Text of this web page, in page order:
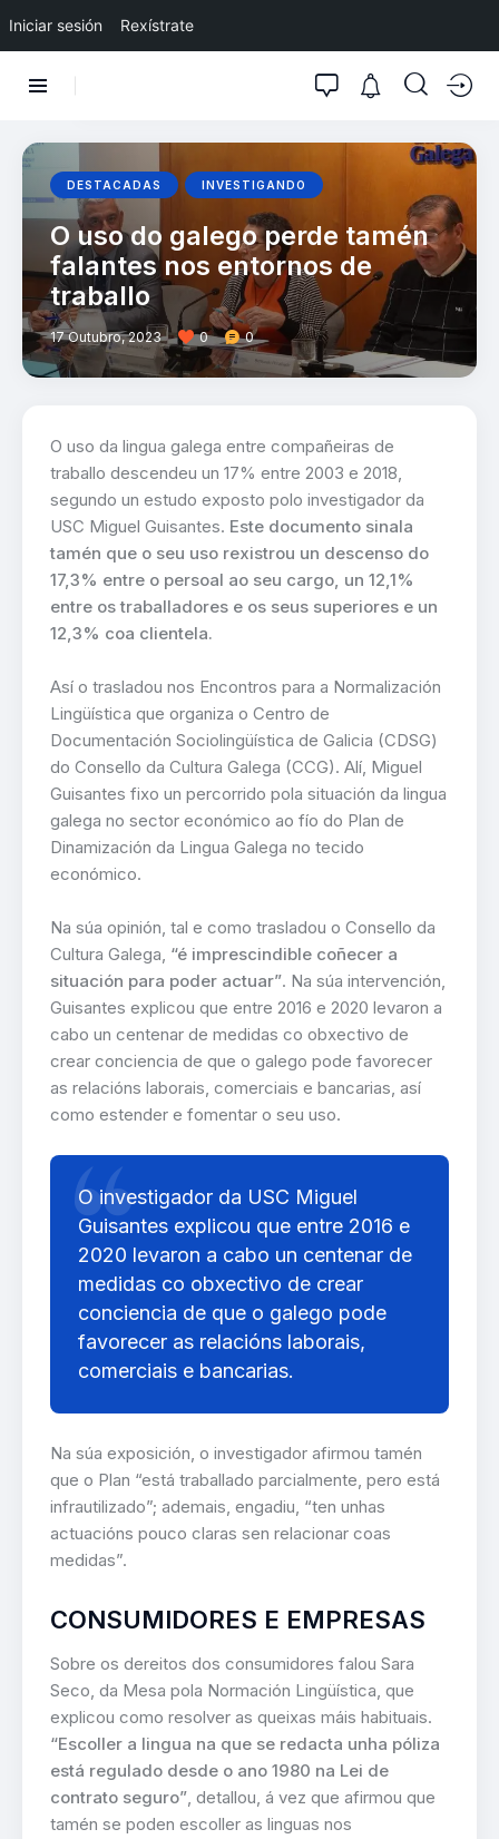
Iniciar sesión Rexístrate
DESTACADAS INVESTIGANDO
O uso do galego perde tamén
falantes nos entornos de
traballo
17 Outubro, 2023 0 0
O uso da lingua galega entre compañeiras de
traballo descendeu un 17% entre 2003 e 2018,
segundo un estudo exposto polo investigador da
USC Miguel Guisantes. Este documento sinala
tamén que o seu uso rexistrou un descenso do
17,3% entre o persoal ao seu cargo, un 12,1%
entre os traballadores e os seus superiores e un
12,3% coa clientela.
Así o trasladou nos Encontros para a Normalización
Lingüística que organiza o Centro de
Documentación Sociolingüística de Galicia (CDSG)
do Consello da Cultura Galega (CCG). Alí, Miguel
Guisantes fixo un percorrido pola situación da lingua
galega no sector económico ao fío do Plan de
Dinamización da Lingua Galega no tecido
económico.
Na súa opinión, tal e como trasladou o Consello da
Cultura Galega, “é imprescindible coñecer a
situación para poder actuar”. Na súa intervención,
Guisantes explicou que entre 2016 e 2020 levaron a
cabo un centenar de medidas co obxectivo de
crear conciencia de que o galego pode favorecer
as relacións laborais, comerciais e bancarias, así
como estender e fomentar o seu uso.
O investigador da USC Miguel
Guisantes explicou que entre 2016 e
2020 levaron a cabo un centenar de
medidas co obxectivo de crear
conciencia de que o galego pode
favorecer as relacións laborais,
comerciais e bancarias.
Na súa exposición, o investigador afirmou tamén
que o Plan “está traballado parcialmente, pero está
infrautilizado”; ademais, engadiu, “ten unhas
actuacións pouco claras sen relacionar coas
medidas”.
CONSUMIDORES E EMPRESAS
Sobre os dereitos dos consumidores falou Sara
Seco, da Mesa pola Normación Lingüística, que
explicou como resolver as queixas máis habituais.
“Escoller a lingua na que se redacta unha póliza
está regulado desde o ano 1980 na Lei de
contrato seguro”, detallou, á vez que afirmou que
tamén se poden escoller as linguas nos